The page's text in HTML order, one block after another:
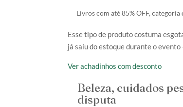
Livros com até 85% OFF,
Esse tipo de produto costuma
já saiu do estoque durante o
Ver achadinhos com desconto
Beleza, cuidados
disputa